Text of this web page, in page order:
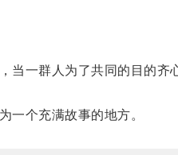
一群人为了共同的目的齐
个充满故事的地方。